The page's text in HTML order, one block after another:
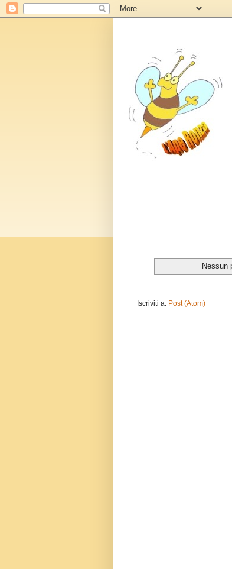
Nessun
Iscriviti a: Post (Atom)